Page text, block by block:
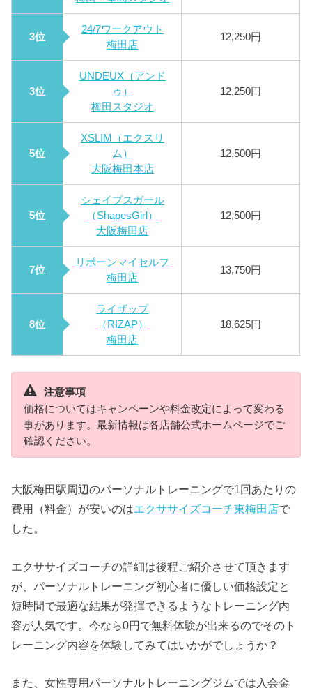
3位
24/7ワークアウト
梅田店
12,250円
3位
UNDEUX（アンド
ゥ）
梅田スタジオ
12,250円
5位
XSLIM（エクスリ
ム）
大阪梅田本店
12,500円
5位
シェイプスガール
（ShapesGirl）
大阪梅田店
12,500円
7位
リボーンマイセルフ
梅田店
13,750円
8位
ライザップ
（RIZAP）
梅田店
18,625円
注意事項
価格についてはキャンペーンや料金改定によって変わる
事があります。最新情報は各店舗公式ホームページでご
確認ください。
大阪梅田駅周辺のパーソナルトレーニングで1回あたりの
費用（料金）が安いのはエクササイズコーチ東梅田店で
した。
エクササイズコーチの詳細は後程ご紹介させて頂きます
が、パーソナルトレーニング初心者に優しい価格設定と
短時間で最適な結果が発揮できるようなトレーニング内
容が人気です。今なら0円で無料体験が出来るのでそのト
レーニング内容を体験してみてはいかがでしょうか？
また、女性専用パーソナルトレーニングジムでは入会金